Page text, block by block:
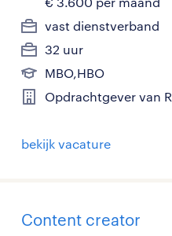
vast dienstverband
32 uur
MBO,HBO
Opdrachtgever van
bekijk vacature
Content creator